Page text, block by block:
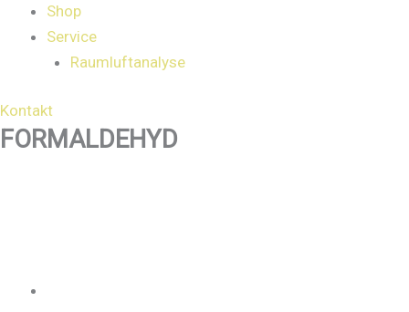
Shop
Service
Raumluftanalyse
Kontakt
FORMALDEHYD